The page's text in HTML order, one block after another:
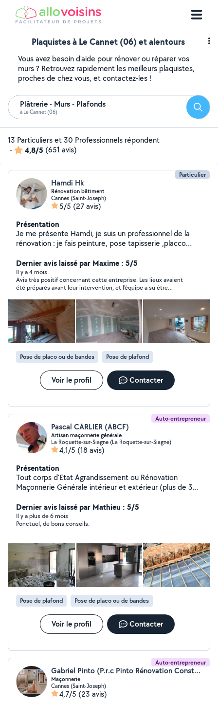
Plaquistes à Le Cannet (06) et alentours
Vous avez besoin d'aide pour rénover ou réparer vos
murs ? Retrouvez rapidement les meilleurs plaquistes,
proches de chez vous, et contactez-les !
Plâtrerie - Murs - Plafonds
à Le Cannet (06)
13 Particuliers et 30 Professionnels répondent
-
4,8/5 (651 avis)
Particulier
Hamdi Hk
Rénovation bâtiment
Cannes (Saint-Joseph)
5/5 (27 avis)
Présentation
Je me présente Hamdi, je suis un professionnel de la
rénovation : je fais peinture, pose tapisserie ,placco
qualité d'après mes clients est que je travaille
proprement, belles finitions. Selon vos besoin je donne
de bonnes idées pour vos aménagements. Contactez-
moi dans un premier temps déjà pour discuter
ensemble de votre projet.
Dernier avis laissé par Maxime : 5/5
Il y a 4 mois
Avis très positif concernant cette entreprise. Les lieux avaient
été préparés avant leur intervention, et l’équipe a su être
travaux concernaient la reprise d’un retour de salle de bain,
l’installation d’une vasque, la réalisation d’un coffre, peinture.
Ect.. Tout a été réalisé avec soin et de manière propre, en
respectant parfaitement les lieux.
Pose de placo ou de bandes Pose de plafond
Voir le profil Contacter
Auto-entrepreneur
Pascal CARLIER (ABCF)
Artisan maçonnerie générale
La Roquette-sur-Siagne (La Roquette-sur-Siagne)
4,1/5 (18 avis)
Présentation
Tout corps d'Etat Agrandissement ou Rénovation
Maçonnerie Générale intérieur et extérieur (plus de 30
Dernier avis laissé par Mathieu : 5/5
Il y a plus de 6 mois
Ponctuel, de bons conseils.
Pose de plafond Pose de placo ou de bandes
Voir le profil Contacter
Auto-entrepreneur
Gabriel Pinto (P.r.c Pinto Rénovation Construction)
Maçonnerie
Cannes (Saint-Joseph)
4,7/5 (23 avis)